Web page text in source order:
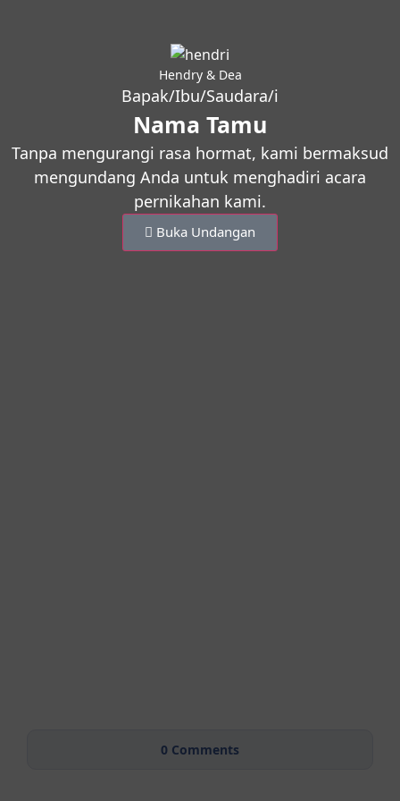
0 Comments
Hendry & Dea
Bapak/Ibu/Saudara/i
Nama Tamu
Tanpa mengurangi rasa hormat, kami bermaksud
mengundang Anda untuk menghadiri acara
pernikahan kami.
Buka Undangan